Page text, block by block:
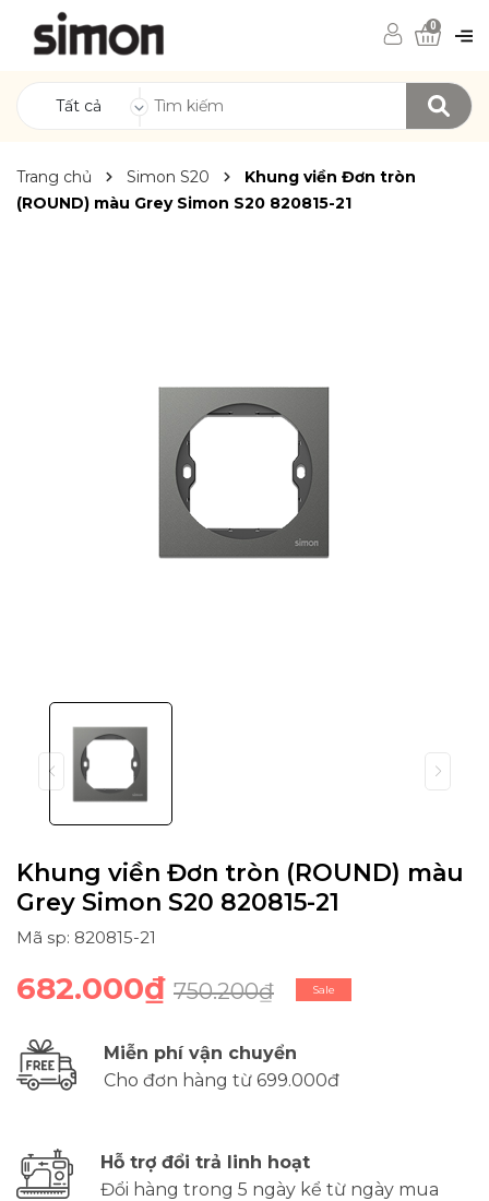
Tất cả
0
Trang chủ Simon S20
Khung viền Đơn tròn
(ROUND) màu Grey Simon S20 820815-21
Khung viền Đơn tròn (ROUND) màu
Grey Simon S20 820815-21
Mã sp: 820815-21
682.000₫ 750.200₫ Sale
Miễn phí vận chuyển
Cho đơn hàng từ 699.000đ
Hỗ trợ đổi trả linh hoạt
Đổi hàng trong 5 ngày kể từ ngày mua